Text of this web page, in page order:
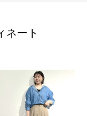
ネート